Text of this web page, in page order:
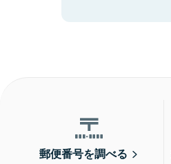
郵便番号を調べる